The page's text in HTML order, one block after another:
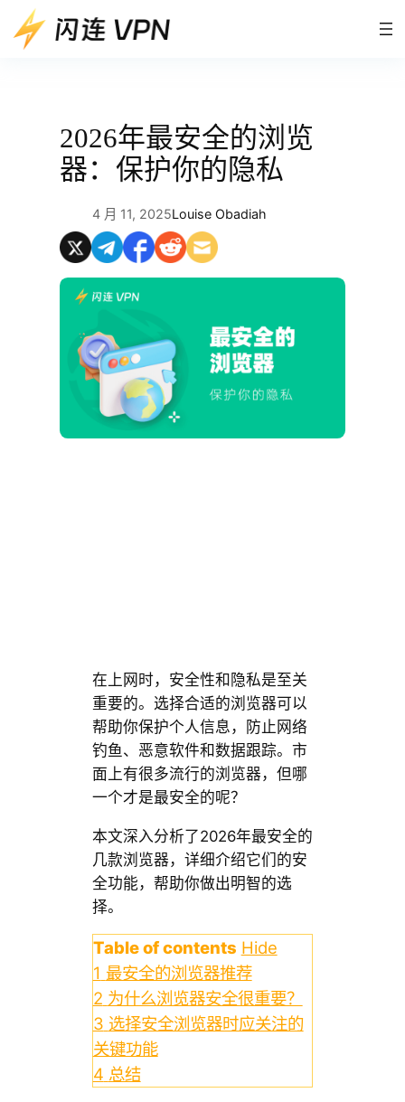
至
2026年最安全的浏览
器：保护你的隐私
4 月 11, 2025Louise Obadiah
在上网时，安全性和隐私是至关
重要的。选择合适的浏览器可以
帮助你保护个人信息，防止网络
钓鱼、恶意软件和数据跟踪。市
面上有很多流行的浏览器，但哪
一个才是最安全的呢？
本文深入分析了2026年最安全的
几款浏览器，详细介绍它们的安
全功能，帮助你做出明智的选
择。
Table of contents Hide
1 最安全的浏览器推荐
2 为什么浏览器安全很重要？
3 选择安全浏览器时应关注的
关键功能
4 总结